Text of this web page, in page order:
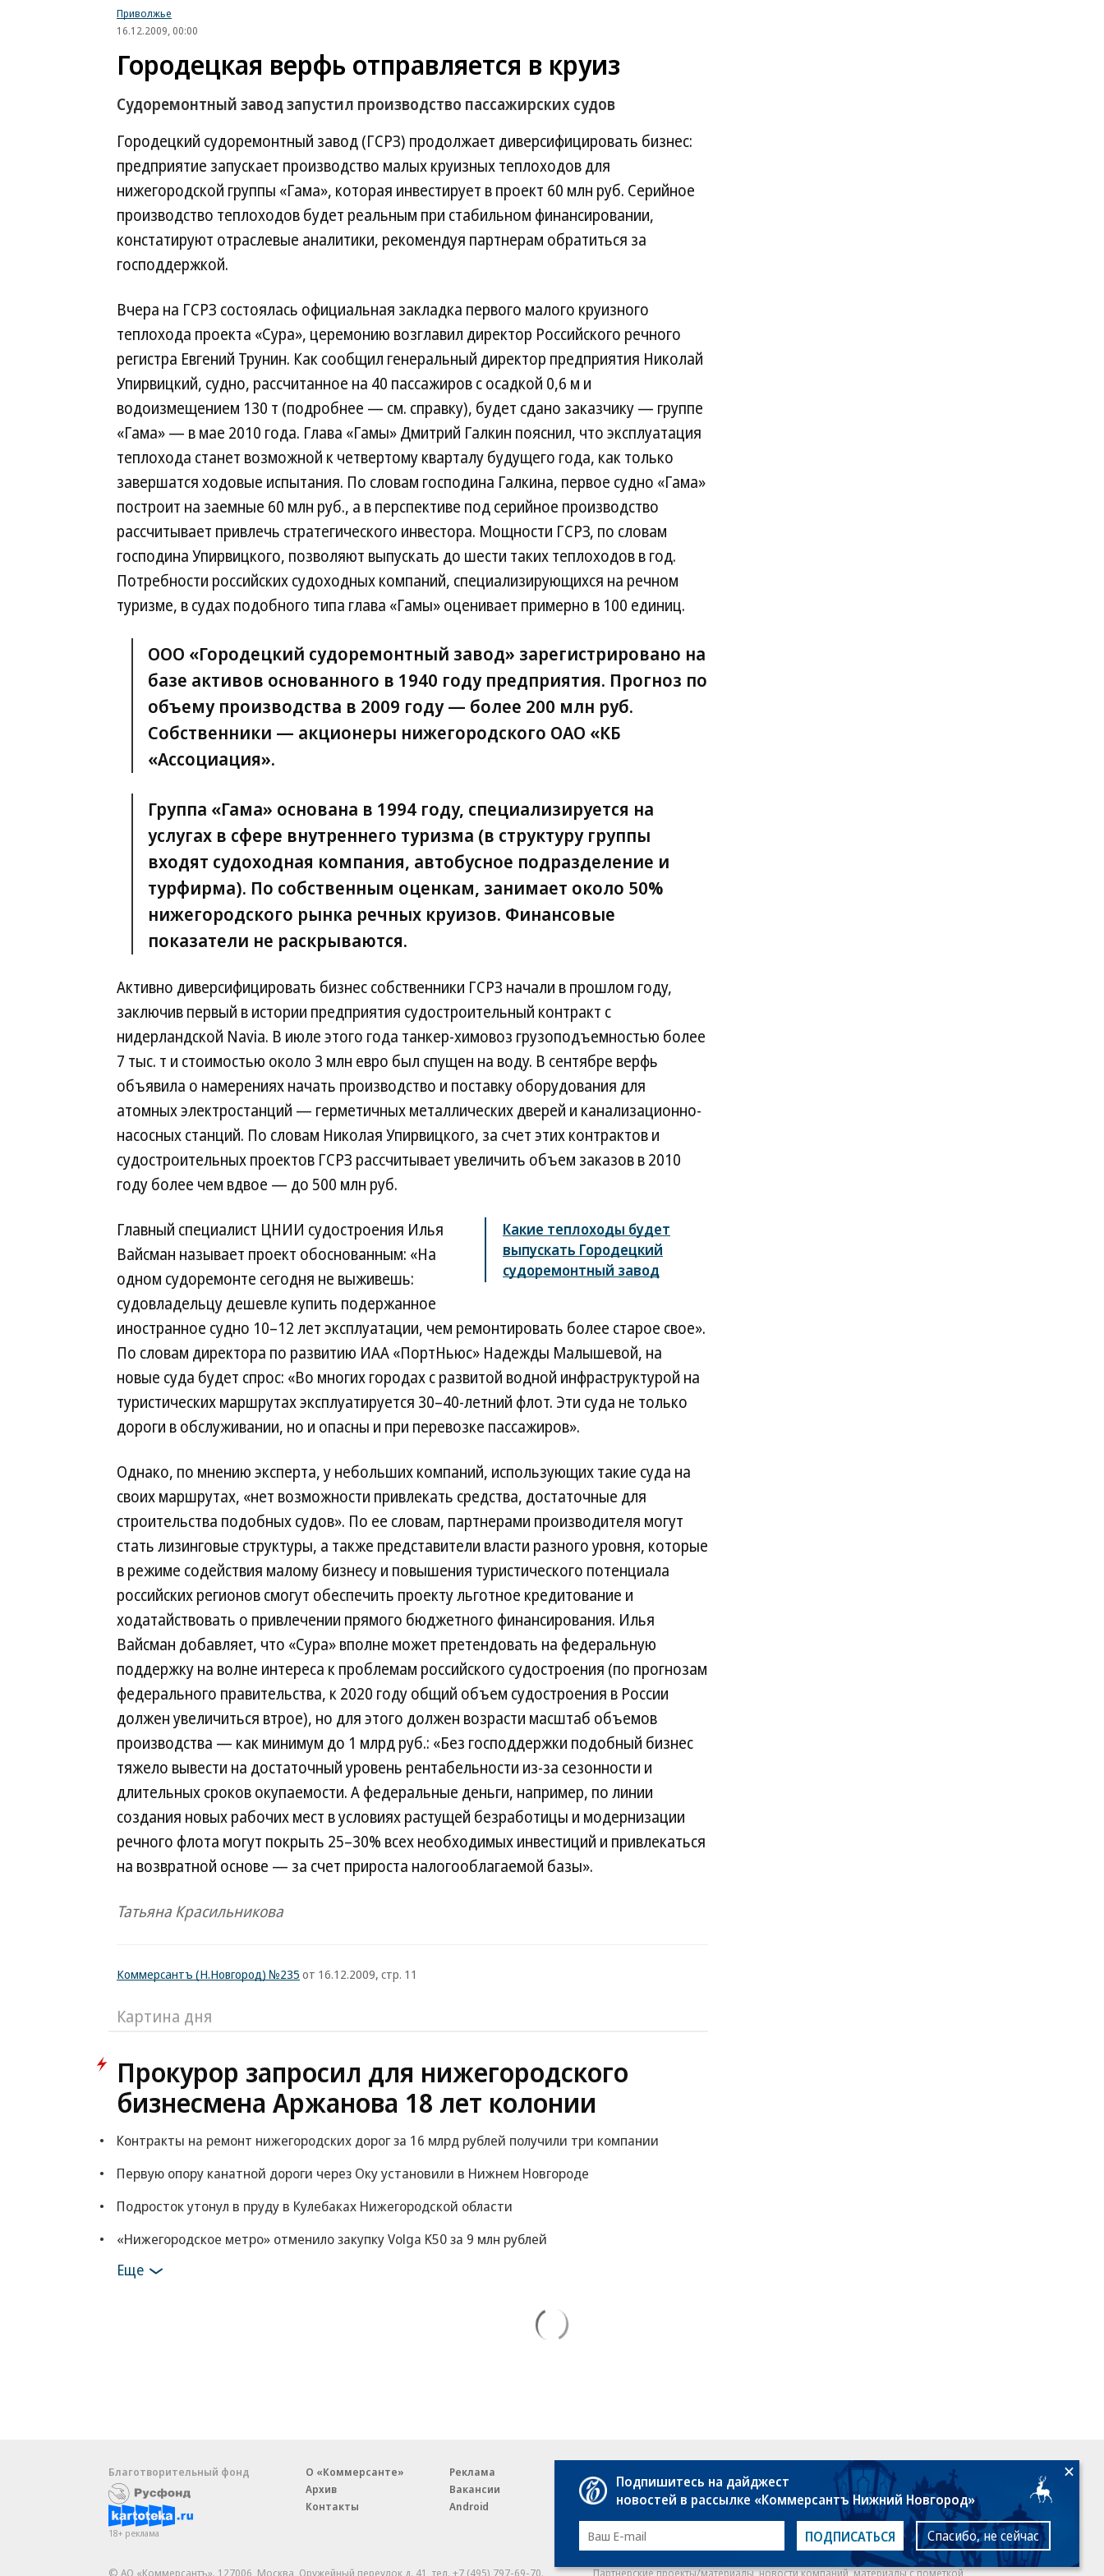
Приволжье
16.12.2009, 00:00
Городецкая верфь отправляется в круиз
Судоремонтный завод запустил производство пассажирских судов
Городецкий судоремонтный завод (ГСРЗ) продолжает диверсифицировать бизнес:
предприятие запускает производство малых круизных теплоходов для
нижегородской группы «Гама», которая инвестирует в проект 60 млн руб. Серийное
производство теплоходов будет реальным при стабильном финансировании,
констатируют отраслевые аналитики, рекомендуя партнерам обратиться за
господдержкой.
Вчера на ГСРЗ состоялась официальная закладка первого малого круизного
теплохода проекта «Сура», церемонию возглавил директор Российского речного
регистра Евгений Трунин. Как сообщил генеральный директор предприятия Николай
Упирвицкий, судно, рассчитанное на 40 пассажиров с осадкой 0,6 м и
водоизмещением 130 т (подробнее — см. справку), будет сдано заказчику — группе
«Гама» — в мае 2010 года. Глава «Гамы» Дмитрий Галкин пояснил, что эксплуатация
теплохода станет возможной к четвертому кварталу будущего года, как только
завершатся ходовые испытания. По словам господина Галкина, первое судно «Гама»
построит на заемные 60 млн руб., а в перспективе под серийное производство
рассчитывает привлечь стратегического инвестора. Мощности ГСРЗ, по словам
господина Упирвицкого, позволяют выпускать до шести таких теплоходов в год.
Потребности российских судоходных компаний, специализирующихся на речном
туризме, в судах подобного типа глава «Гамы» оценивает примерно в 100 единиц.
ООО «Городецкий судоремонтный завод» зарегистрировано на
базе активов основанного в 1940 году предприятия. Прогноз по
объему производства в 2009 году — более 200 млн руб.
Собственники — акционеры нижегородского ОАО «КБ
«Ассоциация».
Группа «Гама» основана в 1994 году, специализируется на
услугах в сфере внутреннего туризма (в структуру группы
входят судоходная компания, автобусное подразделение и
турфирма). По собственным оценкам, занимает около 50%
нижегородского рынка речных круизов. Финансовые
показатели не раскрываются.
Активно диверсифицировать бизнес собственники ГСРЗ начали в прошлом году,
заключив первый в истории предприятия судостроительный контракт с
нидерландской Navia. В июле этого года танкер-химовоз грузоподъемностью более
7 тыс. т и стоимостью около 3 млн евро был спущен на воду. В сентябре верфь
объявила о намерениях начать производство и поставку оборудования для
атомных электростанций — герметичных металлических дверей и канализационно-
насосных станций. По словам Николая Упирвицкого, за счет этих контрактов и
судостроительных проектов ГСРЗ рассчитывает увеличить объем заказов в 2010
году более чем вдвое — до 500 млн руб.
Какие теплоходы будет
выпускать Городецкий
судоремонтный завод
Главный специалист ЦНИИ судостроения Илья
Вайсман называет проект обоснованным: «На
одном судоремонте сегодня не выживешь:
судовладельцу дешевле купить подержанное
иностранное судно 10–12 лет эксплуатации, чем ремонтировать более старое свое».
По словам директора по развитию ИАА «ПортНьюс» Надежды Малышевой, на
новые суда будет спрос: «Во многих городах с развитой водной инфраструктурой на
туристических маршрутах эксплуатируется 30–40-летний флот. Эти суда не только
дороги в обслуживании, но и опасны и при перевозке пассажиров».
Однако, по мнению эксперта, у небольших компаний, использующих такие суда на
своих маршрутах, «нет возможности привлекать средства, достаточные для
строительства подобных судов». По ее словам, партнерами производителя могут
стать лизинговые структуры, а также представители власти разного уровня, которые
в режиме содействия малому бизнесу и повышения туристического потенциала
российских регионов смогут обеспечить проекту льготное кредитование и
ходатайствовать о привлечении прямого бюджетного финансирования. Илья
Вайсман добавляет, что «Сура» вполне может претендовать на федеральную
поддержку на волне интереса к проблемам российского судостроения (по прогнозам
федерального правительства, к 2020 году общий объем судостроения в России
должен увеличиться втрое), но для этого должен возрасти масштаб объемов
производства — как минимум до 1 млрд руб.: «Без господдержки подобный бизнес
тяжело вывести на достаточный уровень рентабельности из-за сезонности и
длительных сроков окупаемости. А федеральные деньги, например, по линии
создания новых рабочих мест в условиях растущей безработицы и модернизации
речного флота могут покрыть 25–30% всех необходимых инвестиций и привлекаться
на возвратной основе — за счет прироста налогооблагаемой базы».
Татьяна Красильникова
Коммерсантъ (Н.Новгород) №235 от 16.12.2009, стр. 11
Картина дня
Прокурор запросил для нижегородского
бизнесмена Аржанова 18 лет колонии
Контракты на ремонт нижегородских дорог за 16 млрд рублей получили три компании
Первую опору канатной дороги через Оку установили в Нижнем Новгороде
Подросток утонул в пруду в Кулебаках Нижегородской области
«Нижегородское метро» отменило закупку Volga K50 за 9 млн рублей
Еще
Благотворительный фонд
18+ реклама
О «Коммерсанте»
Архив
Контакты
Реклама
Вакансии
Android
Правовая информация
E-mail рассылки
© АО «Коммерсантъ». 127006, Москва, Оружейный переулок д. 41, тел. +7 (495) 797-69-70. Партнерские проекты/материалы, новости компаний, материалы с пометкой
Подпишитесь на дайджест
новостей в рассылке «Коммерсантъ Нижний Новгород»
ПОДПИСАТЬСЯ Спасибо, не сейчас